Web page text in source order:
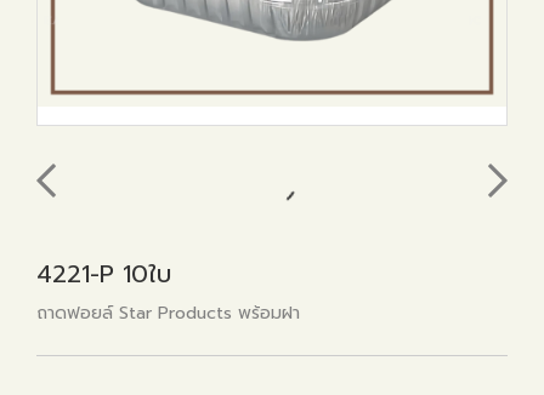
4221-P 10ใบ
ถาดฟอยล์ Star Products พร้อมฝา